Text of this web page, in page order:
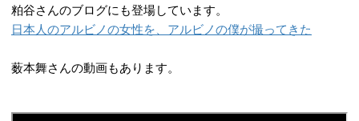
粕谷さんのブログにも登場しています。
日本人のアルビノの女性を、アルビノの僕が撮ってきた
薮本舞さんの動画もあります。